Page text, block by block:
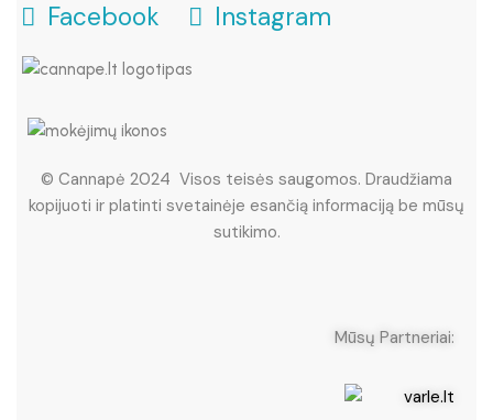
Facebook Instagram
© Cannapė 2024 Visos teisės saugomos. Draudžiama
kopijuoti ir platinti svetainėje esančią informaciją be mūsų
sutikimo.
Mūsų Partneriai: